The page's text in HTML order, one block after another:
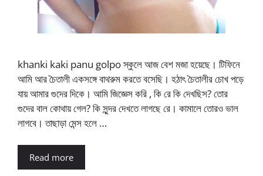
khanki kaki panu golpo স্কুলে আজ বেশ মজা হয়েছে। টিফিনে
আমি আর চৈতালী একসঙ্গে বাথরুম করতে বসেছি। হঠাৎ চৈতালীর চোখ পড়ে
যায় আমার গুদের দিকে। আমি জিজ্ঞেস করি , কি রে কি দেখছিস? তোর
গুদের বাল কোথায় গেল? কি সুন্দর দেখতে লাগছে রে। কামালে তোরও ভাল
লাগবে। তাছাড়া মেন্স হলে …
Read more